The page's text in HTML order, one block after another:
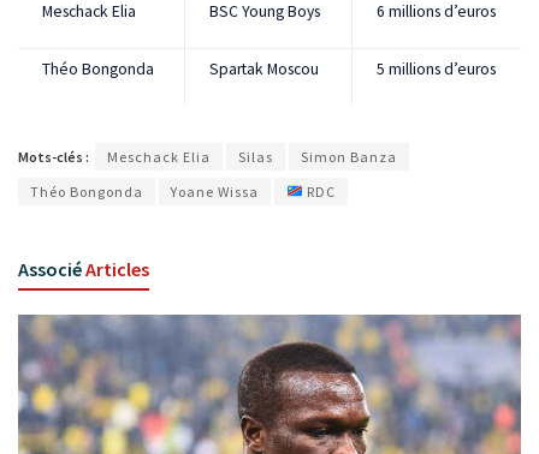
Meschack Elia BSC Young Boys 6 millions d’euros
Théo Bongonda Spartak Moscou 5 millions d’euros
Mots-clés : Meschack Elia Silas
Simon Banza
Théo Bongonda
Yoane Wissa RDC
AssociéArticles